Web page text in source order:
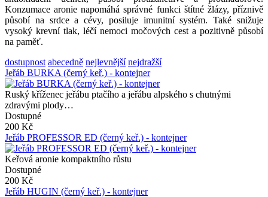
Konzumace aronie napomáhá správné funkci štítné žlázy, příznivě
působí na srdce a cévy, posiluje imunitní systém. Také snižuje
vysoký krevní tlak, léčí nemoci močových cest a pozitivně působí
na paměť.
dostupnost abecedně nejlevnější nejdražší
Jeřáb BURKA (černý keř.) - kontejner
Ruský kříženec jeřábu ptačího a jeřábu alpského s chutnými
zdravými plody…
Dostupné
200 Kč
Jeřáb PROFESSOR ED (černý keř.) - kontejner
Keřová aronie kompaktního růstu
Dostupné
200 Kč
Jeřáb HUGIN (černý keř.) - kontejner